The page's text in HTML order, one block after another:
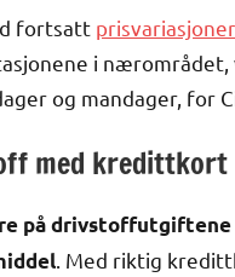
fortsatt
i nærområdet,
og mandager, for
med kredittkort
på drivstoffutgiftene
. Med riktig